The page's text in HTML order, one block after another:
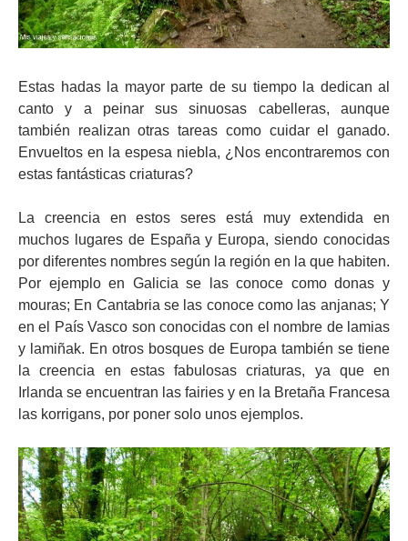
Estas hadas la mayor parte de su tiempo la dedican al
canto y a peinar sus sinuosas cabelleras, aunque
también realizan otras tareas como cuidar el ganado.
Envueltos en la espesa niebla, ¿Nos encontraremos con
estas fantásticas criaturas?
La creencia en estos seres está muy extendida en
muchos lugares de España y Europa, siendo conocidas
por diferentes nombres según la región en la que habiten.
Por ejemplo en Galicia se las conoce como donas y
mouras; En Cantabria se las conoce como las anjanas; Y
en el País Vasco son conocidas con el nombre de lamias
y lamiñak. En otros bosques de Europa también se tiene
la creencia en estas fabulosas criaturas, ya que en
Irlanda se encuentran las fairies y en la Bretaña Francesa
las korrigans, por poner solo unos ejemplos.